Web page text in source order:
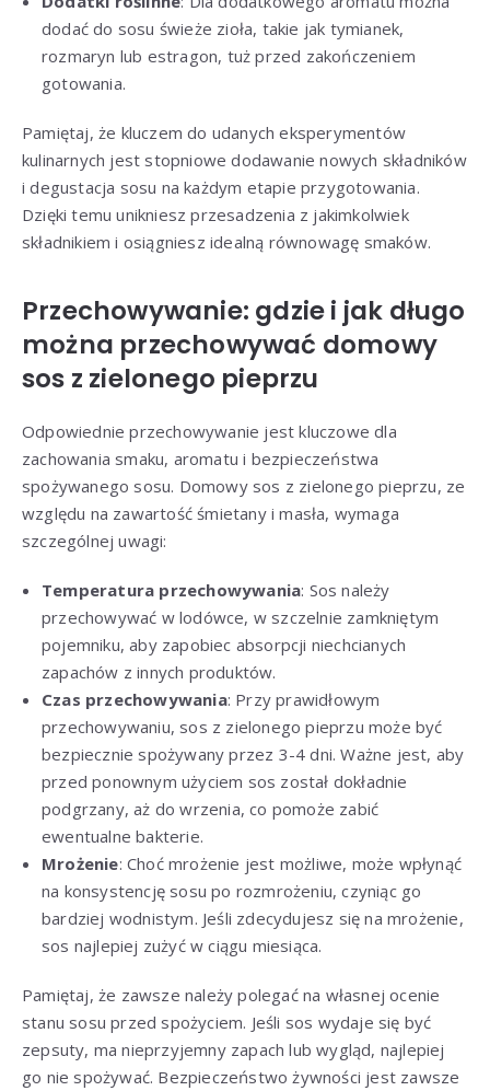
dodać do sosu świeże zioła, takie jak tymianek,
rozmaryn lub estragon, tuż przed zakończeniem
gotowania.
Pamiętaj, że kluczem do udanych eksperymentów
kulinarnych jest stopniowe dodawanie nowych składników
i degustacja sosu na każdym etapie przygotowania.
Dzięki temu unikniesz przesadzenia z jakimkolwiek
składnikiem i osiągniesz idealną równowagę smaków.
Przechowywanie: gdzie i jak długo
można przechowywać domowy
sos z zielonego pieprzu
Odpowiednie przechowywanie jest kluczowe dla
zachowania smaku, aromatu i bezpieczeństwa
spożywanego sosu. Domowy sos z zielonego pieprzu, ze
względu na zawartość śmietany i masła, wymaga
szczególnej uwagi:
Temperatura przechowywania: Sos należy
przechowywać w lodówce, w szczelnie zamkniętym
pojemniku, aby zapobiec absorpcji niechcianych
zapachów z innych produktów.
Czas przechowywania: Przy prawidłowym
przechowywaniu, sos z zielonego pieprzu może być
bezpiecznie spożywany przez 3-4 dni. Ważne jest, aby
przed ponownym użyciem sos został dokładnie
podgrzany, aż do wrzenia, co pomoże zabić
ewentualne bakterie.
Mrożenie: Choć mrożenie jest możliwe, może wpłynąć
na konsystencję sosu po rozmrożeniu, czyniąc go
bardziej wodnistym. Jeśli zdecydujesz się na mrożenie,
sos najlepiej zużyć w ciągu miesiąca.
Pamiętaj, że zawsze należy polegać na własnej ocenie
stanu sosu przed spożyciem. Jeśli sos wydaje się być
zepsuty, ma nieprzyjemny zapach lub wygląd, najlepiej
go nie spożywać. Bezpieczeństwo żywności jest zawsze